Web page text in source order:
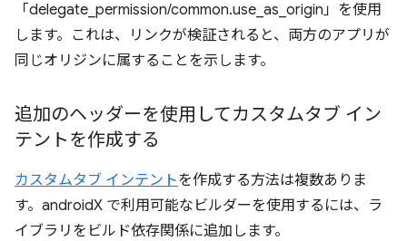
「delegate_permission/common.use_as_origin」を使用
します。これは、リンクが検証されると、両方のアプリが
同じオリジンに属することを示します。
追加のヘッダーを使用してカスタムタブ イン
テントを作成する
カスタムタブ インテントを作成する方法は複数ありま
す。androidX で利用可能なビルダーを使用するには、ラ
イブラリをビルド依存関係に追加します。